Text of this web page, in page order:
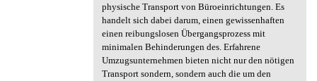
physische Transport von Büroeinrichtungen. Es
handelt sich dabei darum, einen gewissenhaften
einen reibungslosen Übergangsprozess mit
minimalen Behinderungen des. Erfahrene
Umzugsunternehmen bieten nicht nur den nötigen
Transport sondern, sondern auch die um den